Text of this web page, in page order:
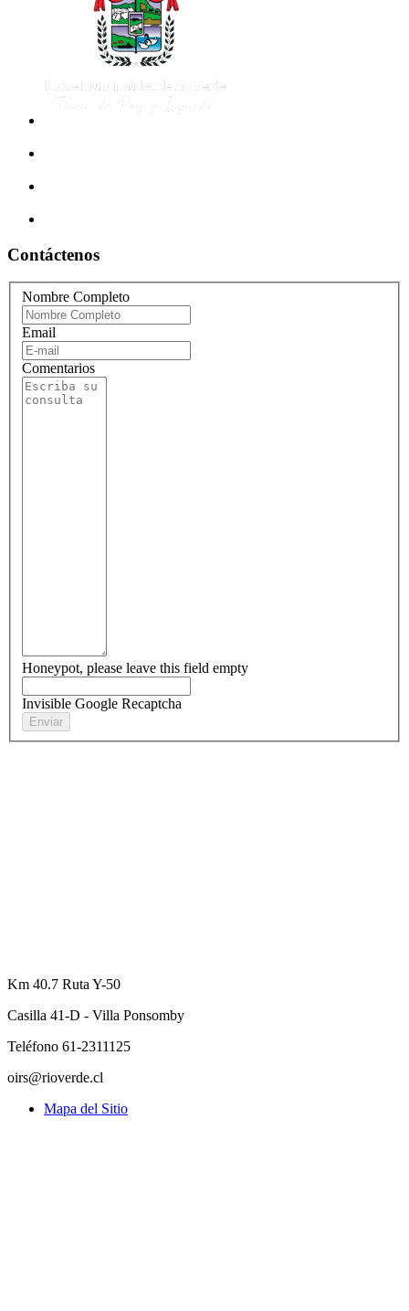
Contáctenos
Nombre Completo
Email
Comentarios
Honeypot, please leave this field empty
Invisible Google Recaptcha
Km 40.7 Ruta Y-50
Casilla 41-D - Villa Ponsomby
Teléfono 61-2311125
oirs@rioverde.cl
Mapa del Sitio